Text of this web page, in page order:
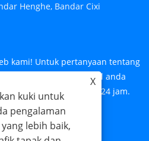
Henghe, Bandar Cixi
kami! Untuk pertanyaan tentang
sila tinggalkan e-mel anda
berhubung dalam masa 24 jam.
X
kuki untuk
pengalaman
lebih baik,